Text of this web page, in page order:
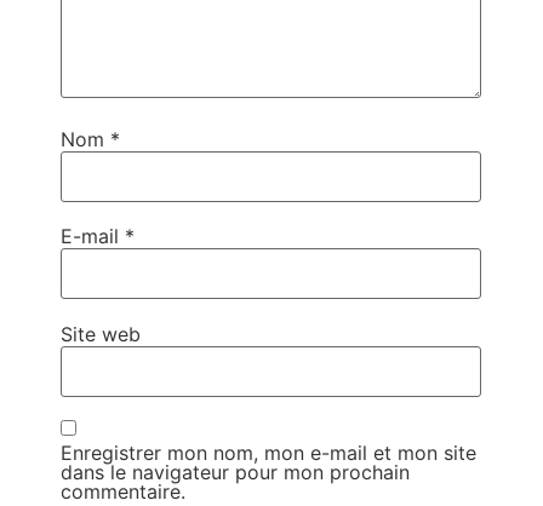
Nom *
E-mail *
Site web
Enregistrer mon nom, mon e-mail et mon site
dans le navigateur pour mon prochain
commentaire.